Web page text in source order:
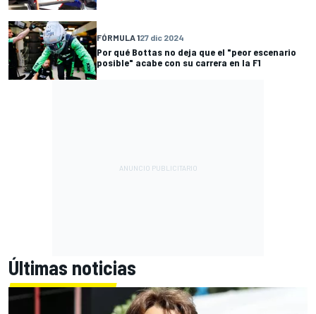
FÓRMULA 127 dic 2024
Por qué Bottas no deja que el "peor escenario
posible" acabe con su carrera en la F1
Últimas noticias